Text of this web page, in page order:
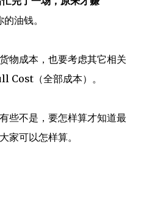
油钱。
物成本，也要考虑其它相关
Cost（全部成本）。
些不是，要怎样算才知道最
家可以怎样算。